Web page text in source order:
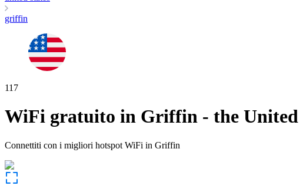
griffin
117
WiFi gratuito in Griffin - the United
Connettiti con i migliori hotspot WiFi in Griffin